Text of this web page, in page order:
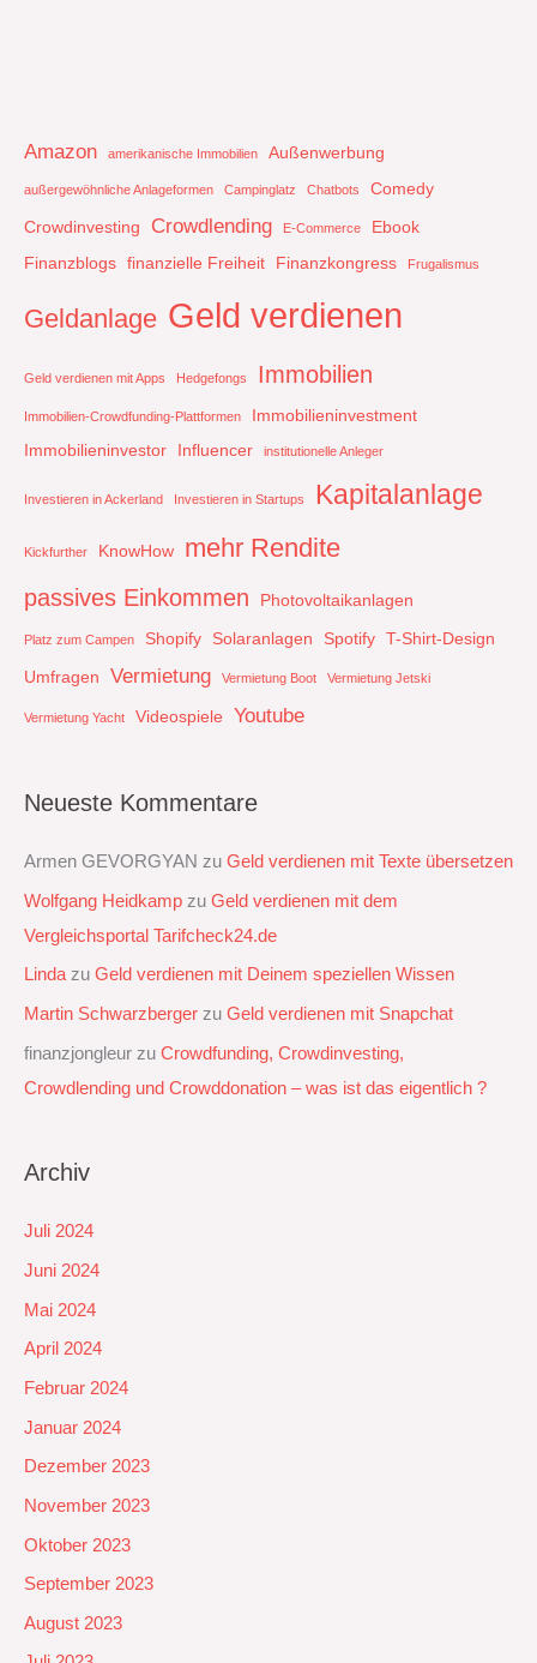
Amazon amerikanische Immobilien Außenwerbung
außergewöhnliche Anlageformen Campinglatz Chatbots
Comedy
Crowdinvesting
Crowdlending E-Commerce
Ebook
Finanzblogs finanzielle Freiheit Finanzkongress Frugalismus
Geldanlage Geld verdienen
Geld verdienen mit Apps Hedgefongs Immobilien
Immobilien-Crowdfunding-Plattformen
Immobilieninvestment
Immobilieninvestor
Influencer institutionelle Anleger
Investieren in Ackerland Investieren in Startups Kapitalanlage
Kickfurther KnowHow mehr Rendite
passives Einkommen Photovoltaikanlagen
Platz zum Campen Shopify Solaranlagen Spotify T-Shirt-Design
Umfragen
Vermietung Vermietung Boot Vermietung Jetski
Vermietung Yacht Videospiele Youtube
Neueste Kommentare
Armen GEVORGYAN zu Geld verdienen mit Texte übersetzen
Wolfgang Heidkamp zu Geld verdienen mit dem
Vergleichsportal Tarifcheck24.de
Lindazu Geld verdienen mit Deinem speziellen Wissen
Martin Schwarzberger zu Geld verdienen mit Snapchat‭
finanzjongleur zu Crowdfunding, Crowdinvesting,
Crowdlending und Crowddonation – was ist das eigentlich ?
Archiv
Juli 2024
Juni 2024
Mai 2024
April 2024
Februar 2024
Januar 2024
Dezember 2023
November 2023
Oktober 2023
September 2023
August 2023